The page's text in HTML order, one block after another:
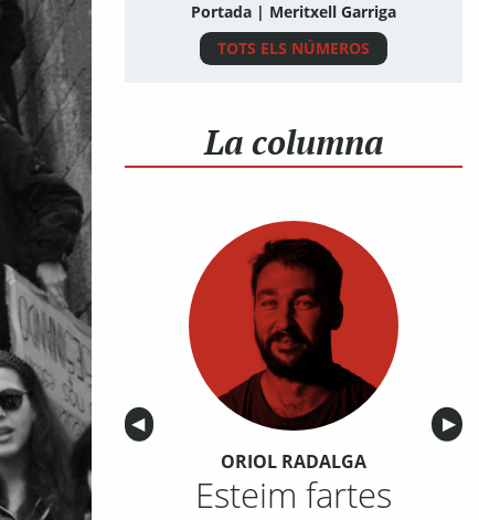
Portada | Meritxell Garriga
TOTS ELS NÚMEROS
La columna
Anterior
◀︎ ▶︎
ORIOL RADALGA
Esteim fartes